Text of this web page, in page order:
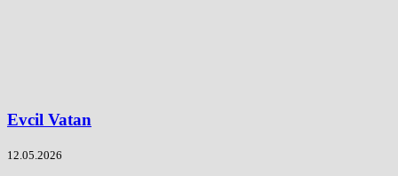
Evcil Vatan
12.05.2026